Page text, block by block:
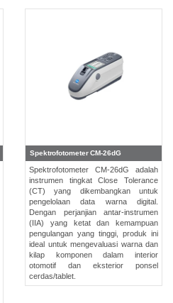
Spektrofotometer CM-26dG
Spektrofotometer CM-26dG adalah
instrumen tingkat Close Tolerance
(CT) yang dikembangkan untuk
pengelolaan data warna digital.
Dengan perjanjian antar-instrumen
(IIA) yang ketat dan kemampuan
pengulangan yang tinggi, produk ini
ideal untuk mengevaluasi warna dan
kilap komponen dalam interior
otomotif dan eksterior ponsel
cerdas/tablet.